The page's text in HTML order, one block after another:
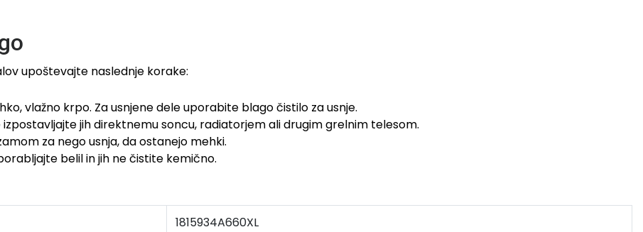
upoštevajte naslednje korake:
vlažno krpo. Za usnjene dele uporabite blago čistilo za usnje.
jih direktnemu soncu, radiatorjem ali drugim grelnim telesom.
za nego usnja, da ostanejo mehki.
belil in jih ne čistite kemično.
1815934A660XL